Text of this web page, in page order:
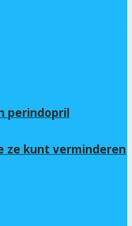
perindopril
ze kunt verminderen